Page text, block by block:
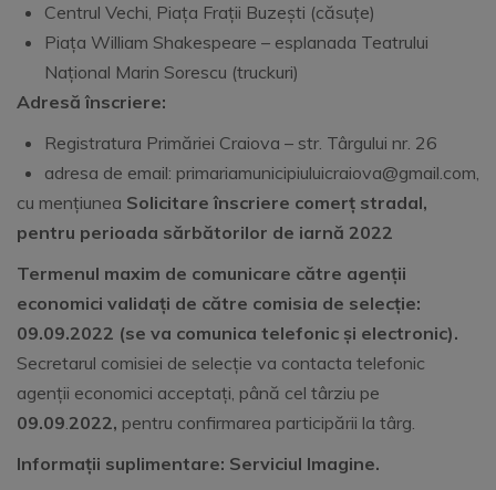
Centrul Vechi, Piața Frații Buzești (căsuțe)
Piața William Shakespeare – esplanada Teatrului
Național Marin Sorescu (truckuri)
Adresă înscriere:
Registratura Primăriei Craiova – str. Târgului nr. 26
adresa de email: primariamunicipiuluicraiova@gmail.com,
cu mențiunea Solicitare înscriere comerț stradal,
pentru perioada sărbătorilor de iarnă 2022
Termenul maxim de comunicare către agenții
economici validați de către comisia de selecție:
09.09.2022 (se va comunica telefonic și electronic).
Secretarul comisiei de selecție va contacta telefonic
agenții economici acceptați, până cel târziu pe
09.09.2022, pentru confirmarea participării la târg.
Informații suplimentare: Serviciul Imagine.